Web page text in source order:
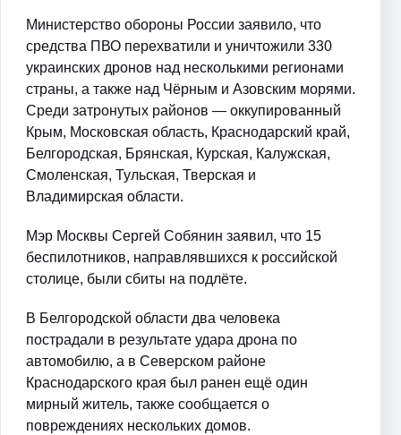
Министерство обороны России заявило, что
средства ПВО перехватили и уничтожили 330
украинских дронов над несколькими регионами
страны, а также над Чёрным и Азовским морями.
Среди затронутых районов — оккупированный
Крым, Московская область, Краснодарский край,
Белгородская, Брянская, Курская, Калужская,
Смоленская, Тульская, Тверская и
Владимирская области.
Мэр Москвы Сергей Собянин заявил, что 15
беспилотников, направлявшихся к российской
столице, были сбиты на подлёте.
В Белгородской области два человека
пострадали в результате удара дрона по
автомобилю, а в Северском районе
Краснодарского края был ранен ещё один
мирный житель, также сообщается о
повреждениях нескольких домов.